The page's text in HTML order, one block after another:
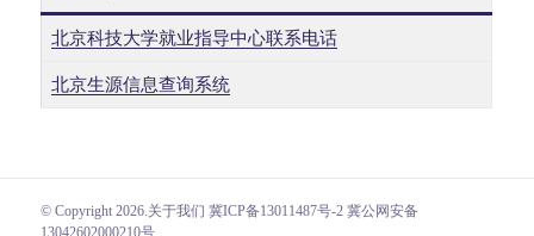
北京科技大学就业指导中心联系电话
北京生源信息查询系统
© Copyright 2026. 关于我们 冀ICP备13011487号-2 冀公网安备
13042602000210号